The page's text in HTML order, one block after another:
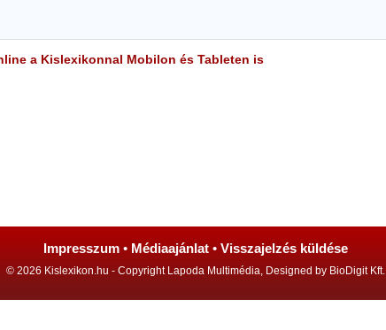
a Kislexikonnal Mobilon és Tableten is
Impresszum • Médiaajánlat • Visszajelzés küldése
© 2026 Kislexikon.hu - Copyright Lapoda Multimédia, Designed by BioDigit Kft.